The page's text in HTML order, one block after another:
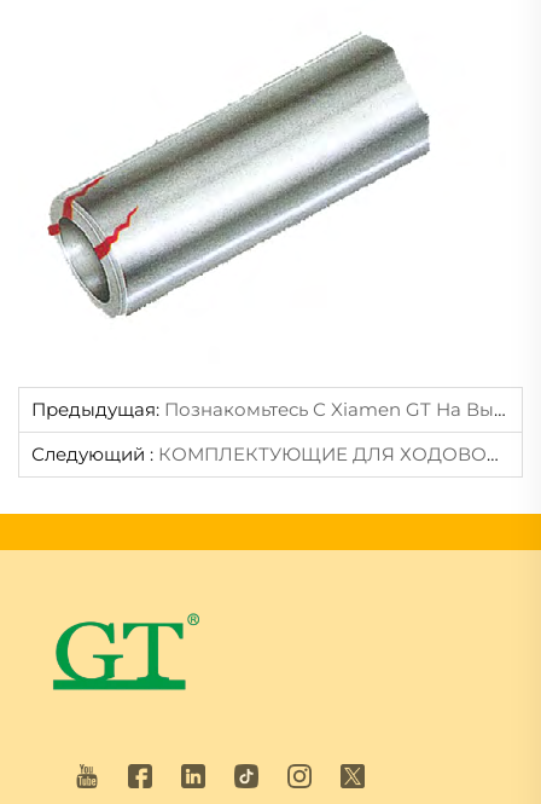
Предыдущая: Познакомьтесь С Xiamen GT На Выставке CONEXPO-CON/AGG 2026 — Откройте Для Себя Инновационные Технологии Ходовой Части (стенд N10220)
Следующий : КОМПЛЕКТУЮЩИЕ ДЛЯ ХОДОВОЙ ЧАСТИ — Болт И Гайка